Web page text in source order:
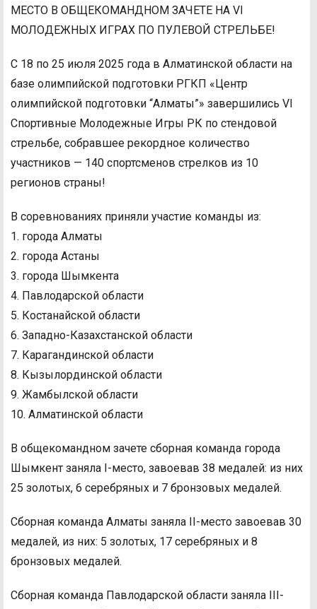
МЕСТО В ОБЩЕКОМАНДНОМ ЗАЧЕТЕ НА VI
МОЛОДЕЖНЫХ ИГРАХ ПО ПУЛЕВОЙ СТРЕЛЬБЕ!
С 18 по 25 июля 2025 года в Алматинской области на
базе олимпийской подготовки РГКП «Центр
олимпийской подготовки “Алматы”» завершились VI
Спортивные Молодежные Игры РК по стендовой
стрельбе, собравшее рекордное количество
участников — 140 спортсменов стрелков из 10
регионов страны!
В соревнованиях приняли участие команды из:
1. города Алматы
2. города Астаны
3. города Шымкента
4. Павлодарской области
5. Костанайской области
6. Западно-Казахстанской области
7. Карагандинской области
8. Кызылординской области
9. Жамбылской области
10. Алматинской области
В общекомандном зачете сборная команда города
Шымкент заняла I-место, завоевав 38 медалей: из них
25 золотых, 6 серебряных и 7 бронзовых медалей.
Сборная команда Алматы заняла II-место завоевав 30
медалей, из них: 5 золотых, 17 серебряных и 8
бронзовых медалей.
Сборная команда Павлодарской области заняла III-